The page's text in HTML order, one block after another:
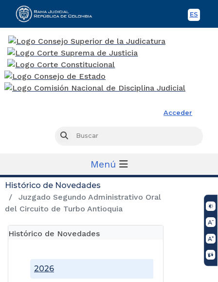
ES
Acceder
Buscar
Menú
Histórico de Novedades
Juzgado Segundo Administrativo Oral
del Circuito de Turbo Antioquia
Histórico de Novedades
2026